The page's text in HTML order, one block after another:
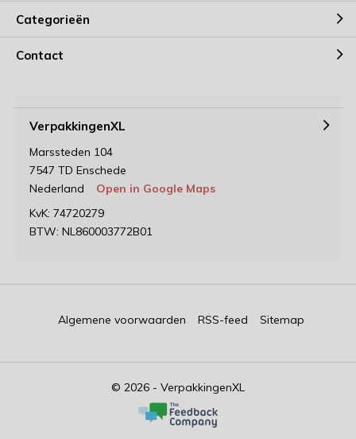
Categorieën
Contact
VerpakkingenXL
Marssteden 104
7547 TD Enschede
Nederland
Open in Google Maps
KvK: 74720279
BTW: NL860003772B01
© 2026 - VerpakkingenXL
Algemene voorwaarden RSS-feed Sitemap